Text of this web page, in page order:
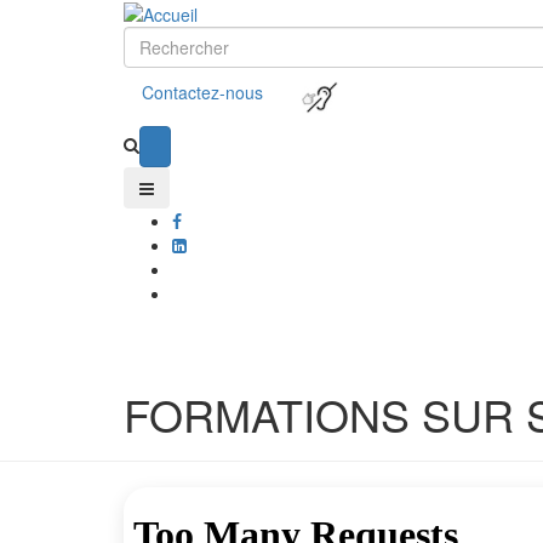
Contactez-nous
FORMATIONS SUR